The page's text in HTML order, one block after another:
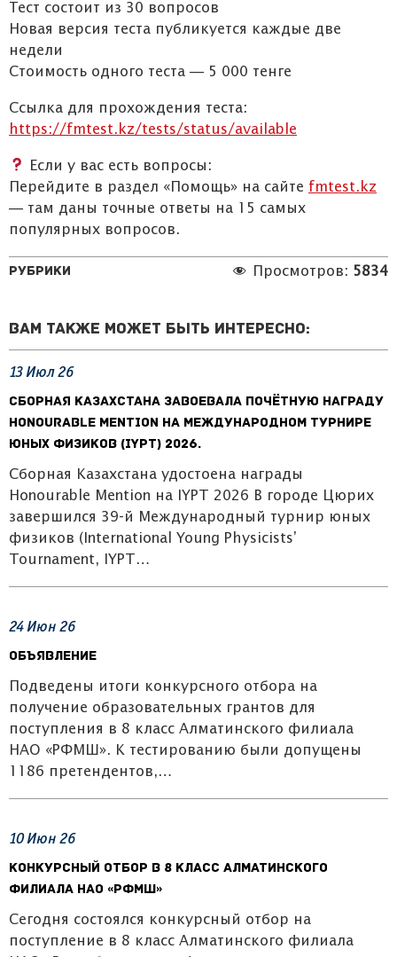
Тест состоит из 30 вопросов
Новая версия теста публикуется каждые две
недели
Стоимость одного теста — 5 000 тенге
Ссылка для прохождения теста:
https://fmtest.kz/tests/status/available
Если у вас есть вопросы:
Перейдите в раздел «Помощь» на сайте fmtest.kz
— там даны точные ответы на 15 самых
популярных вопросов.
Рубрики Просмотров: 5834
Вам также может быть интересно:
13Июл26
Сборная Казахстана завоевала почётную награду
Honourable Mention на Международном турнире
юных физиков (IYPT) 2026.
Сборная Казахстана удостоена награды
Honourable Mention на IYPT 2026 В городе Цюрих
завершился 39-й Международный турнир юных
физиков (International Young Physicists’
Tournament, IYPT…
24Июн 26
Объявление
Подведены итоги конкурсного отбора на
получение образовательных грантов для
поступления в 8 класс Алматинского филиала
НАО «РФМШ». К тестированию были допущены
1186 претендентов,…
10Июн 26
Конкурсный отбор в 8 класс Алматинского
филиала НАО «РФМШ»
Сегодня состоялся конкурсный отбор на
поступление в 8 класс Алматинского филиала